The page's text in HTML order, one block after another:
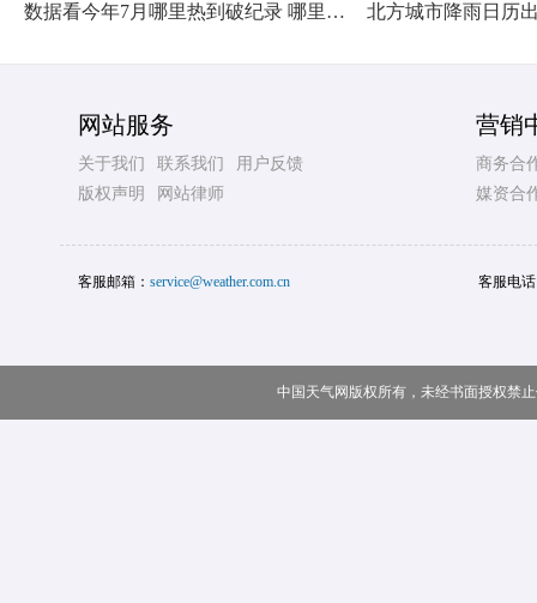
数据看今年7月哪里热到破纪录 哪里暑热连轴转
网站服务
关于我们 联系我们
用户反馈
版权声明
网站律师
营销
商务合
媒资合
客服邮箱： service@weather.com.cn 客服电
中国天气网版权所有，未经书面授权